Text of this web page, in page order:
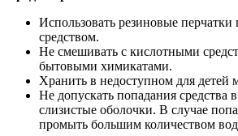
Использовать резиновые перчатки
средством.
Не смешивать с кислотными
бытовыми химикатами.
Хранить в недоступном для детей
Не допускать попадания средства
слизистые оболочки. В случае
промыть большим количеством